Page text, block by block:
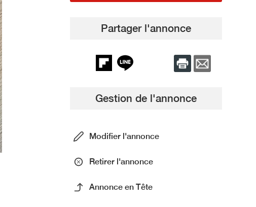
Partager l'annonce
Gestion de l'annonce
Modifier l'annonce
Retirer l'annonce
Annonce en Tête